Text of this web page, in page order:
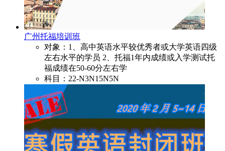
广州托福培训班
对象：1、高中英语水平较优秀者或大学英语四级
左右水平的学员 2、托福1年内成绩或入学测试托
福成绩在50-60分左右学
科目：22-N3N15N5N